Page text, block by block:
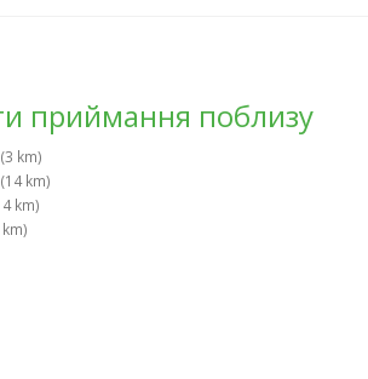
приймання поблизу
(3 km)
(14 km)
km)